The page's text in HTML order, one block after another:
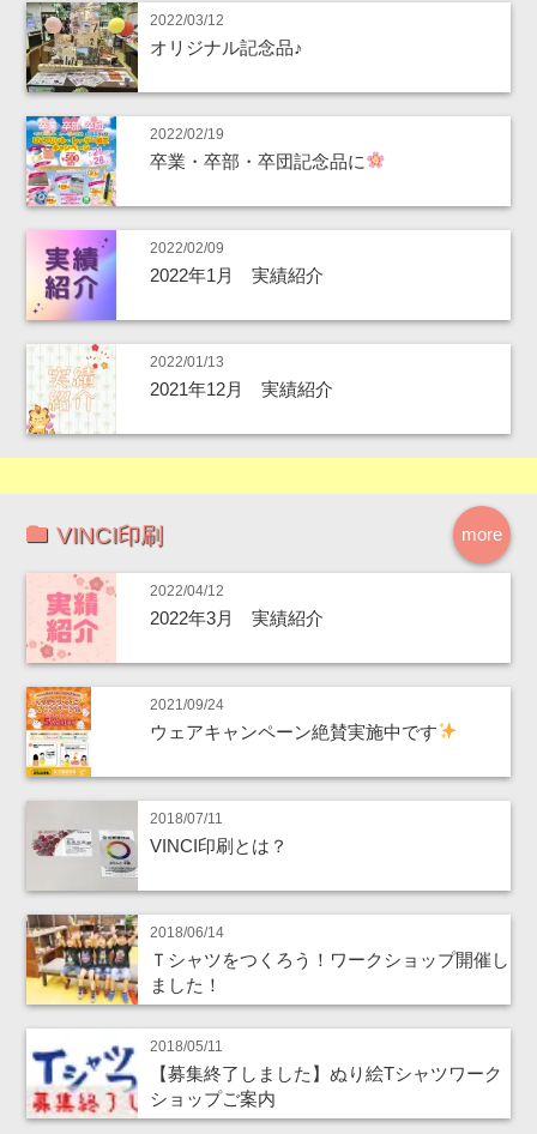
2022/03/12
オリジナル記念品♪
2022/02/19
卒業・卒部・卒団記念品に
2022/02/09
2022年1月 実績紹介
2022/01/13
2021年12月 実績紹介
more
VINCI印刷
2022/04/12
2022年3月 実績紹介
2021/09/24
ウェアキャンペーン絶賛実施中です
2018/07/11
VINCI印刷とは？
2018/06/14
Ｔシャツをつくろう！ワークショップ開催し
ました！
2018/05/11
【募集終了しました】ぬり絵Tシャツワーク
ショップご案内